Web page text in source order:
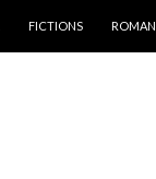
FICTIONS ROMAN